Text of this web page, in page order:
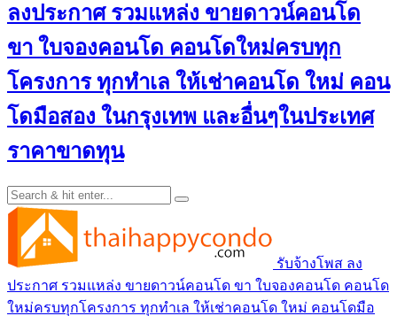
ลงประกาศ รวมแหล่ง ขายดาวน์คอนโด
ขา ใบจองคอนโด คอนโดใหม่ครบทุก
โครงการ ทุกทำเล ให้เช่าคอนโด ใหม่ คอน
โดมือสอง ในกรุงเทพ และอื่นๆในประเทศ
ราคาขาดทุน
รับจ้างโพส ลง
ประกาศ รวมแหล่ง ขายดาวน์คอนโด ขา ใบจองคอนโด คอนโด
ใหม่ครบทุกโครงการ ทุกทำเล ให้เช่าคอนโด ใหม่ คอนโดมือ